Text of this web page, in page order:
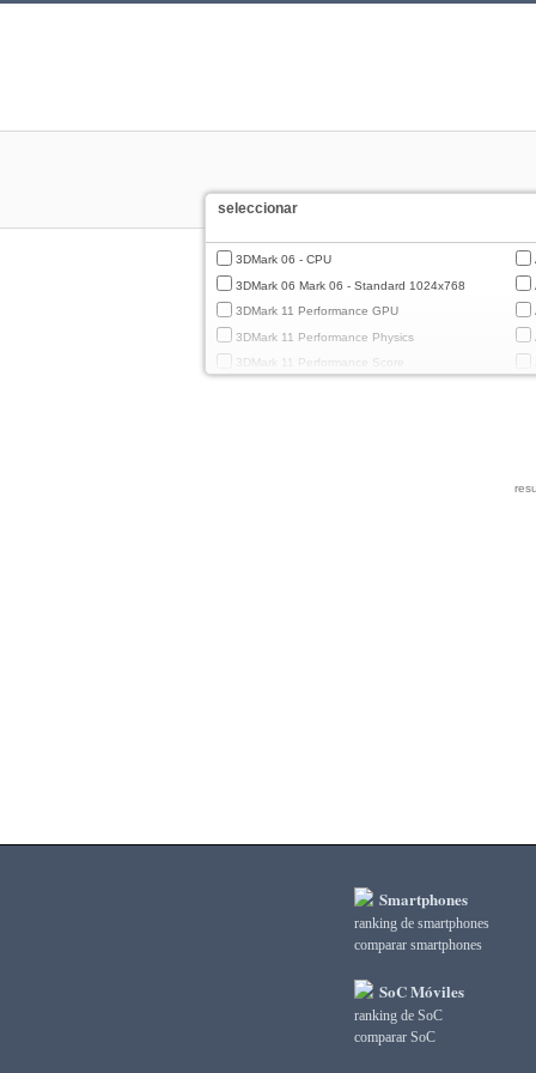
seleccionar
3DMark 06 - CPU
3DMark 06 Mark 06 - Standard 1024x768
3DMark 11 Performance GPU
3DMark 11 Performance Physics
3DMark 11 Performance Score
3DMark Wild Life UnlimitedSmartphones
ranking de smartphones
comparar smartphones
SoC Móviles
ranking de SoC
comparar SoC